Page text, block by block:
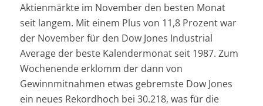
Aktienmärkte im November den besten Monat
seit langem. Mit einem Plus von 11,8 Prozent war
der November für den Dow Jones Industrial
Average der beste Kalendermonat seit 1987. Zum
Wochenende erklomm der dann von
Gewinnmitnahmen etwas gebremste Dow Jones
ein neues Rekordhoch bei 30.218, was für die